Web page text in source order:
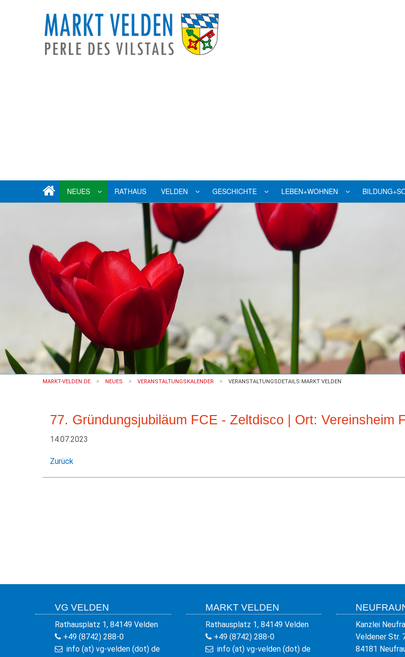
NEUES RATHAUS VELDEN GESCHICHTE LEBEN+WOHNEN
MARKT-VELDEN.DE NEUES VERANSTALTUNGSKALENDER VERANSTALTUNGSDETAILS MARKT VELDEN
77. Gründungsjubiläum FCE - Zeltdisco | Ort: Vereinsheim
14.07.2023
Zurück
VG VELDEN
Rathausplatz 1, 84149 Velden
+49 (8742) 288-0
info (at) vg-velden (dot) de
MARKT VELDEN
Rathausplatz 1, 84149 Velden
+49 (8742) 288-0
info (at) vg-velden (dot) de
Kanzlei
Veldener Str.
84181